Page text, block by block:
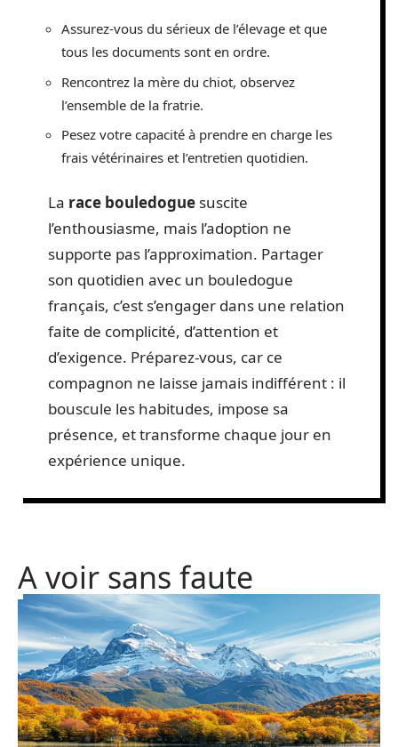
Assurez-vous du sérieux de l’élevage et que
tous les documents sont en ordre.
Rencontrez la mère du chiot, observez
l’ensemble de la fratrie.
Pesez votre capacité à prendre en charge les
frais vétérinaires et l’entretien quotidien.
La race bouledogue suscite
l’enthousiasme, mais l’adoption ne
supporte pas l’approximation. Partager
son quotidien avec un bouledogue
français, c’est s’engager dans une relation
faite de complicité, d’attention et
d’exigence. Préparez-vous, car ce
compagnon ne laisse jamais indifférent : il
bouscule les habitudes, impose sa
présence, et transforme chaque jour en
expérience unique.
A voir sans faute